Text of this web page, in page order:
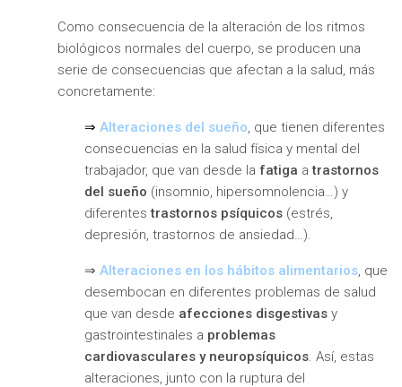
Como consecuencia de la alteración de los ritmos
biológicos normales del cuerpo, se producen una
serie de consecuencias que afectan a la salud, más
concretamente:
⇒ Alteraciones del sueño, que tienen diferentes
consecuencias en la salud física y mental del
trabajador, que van desde la fatiga atrastornos
del sueño (insomnio, hipersomnolencia…) y
diferentes trastornos psíquicos (estrés,
depresión, trastornos de ansiedad…).
⇒ Alteraciones en los hábitos alimentarios, que
desembocan en diferentes problemas de salud
que van desde afecciones disgestivas y
gastrointestinales a problemas
cardiovasculares y neuropsíquicos. Así, estas
alteraciones, junto con la ruptura del